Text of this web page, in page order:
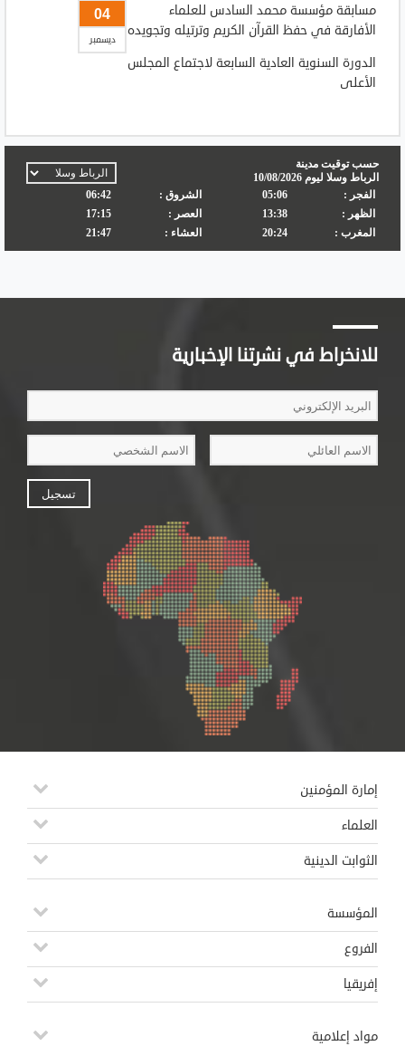
مسابقة مؤسسة محمد السادس للعلماء
الأفارقة في حفظ القرآن الكريم وترتيله وتجويده
04
ديسمبر
الدورة السنوية العادية السابعة لاجتماع المجلس
الأعلى
للانخراط في نشرتنا الإخبارية
إمارة المؤمنين
العلماء
الثوابت الدينية
المؤسسة
الفروع
إفريقيا
مواد إعلامية